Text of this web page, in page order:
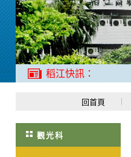
稻江快訊：
回首頁
觀光科